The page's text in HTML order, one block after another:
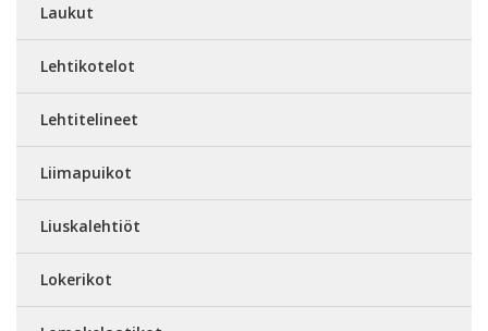
Laukut
Lehtikotelot
Lehtitelineet
Liimapuikot
Liuskalehtiöt
Lokerikot